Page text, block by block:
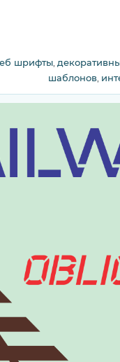
шрифты
шаблонов